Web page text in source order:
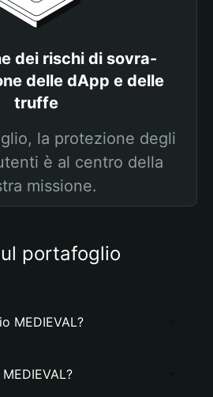
dei rischi di sovra-
delle dApp e delle
truffe
la protezione degli
è al centro della
missione.
portafoglio
MEDIEVAL?